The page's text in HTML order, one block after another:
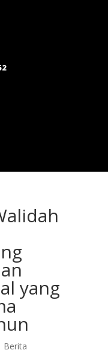
yang
Berita